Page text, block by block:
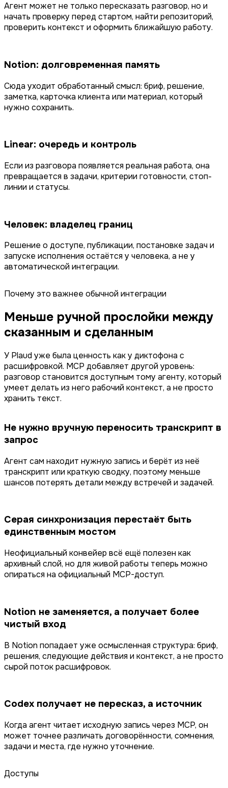
Агент может не только пересказать разговор, но и
начать проверку перед стартом, найти репозиторий,
проверить контекст и оформить ближайшую работу.
Notion: долговременная память
Сюда уходит обработанный смысл: бриф, решение,
заметка, карточка клиента или материал, который
нужно сохранить.
Linear: очередь и контроль
Если из разговора появляется реальная работа, она
превращается в задачи, критерии готовности, стоп-
линии и статусы.
Человек: владелец границ
Решение о доступе, публикации, постановке задач и
запуске исполнения остаётся у человека, а не у
автоматической интеграции.
Почему это важнее обычной интеграции
Меньше ручной прослойки между
сказанным и сделанным
У Plaud уже была ценность как у диктофона с
расшифровкой. MCP добавляет другой уровень:
разговор становится доступным тому агенту, который
умеет делать из него рабочий контекст, а не просто
хранить текст.
Не нужно вручную переносить транскрипт в
запрос
Агент сам находит нужную запись и берёт из неё
транскрипт или краткую сводку, поэтому меньше
шансов потерять детали между встречей и задачей.
Серая синхронизация перестаёт быть
единственным мостом
Неофициальный конвейер всё ещё полезен как
архивный слой, но для живой работы теперь можно
опираться на официальный MCP-доступ.
Notion не заменяется, а получает более
чистый вход
В Notion попадает уже осмысленная структура: бриф,
решения, следующие действия и контекст, а не просто
сырой поток расшифровок.
Codex получает не пересказ, а источник
Когда агент читает исходную запись через MCP, он
может точнее различать договорённости, сомнения,
задачи и места, где нужно уточнение.
Доступы